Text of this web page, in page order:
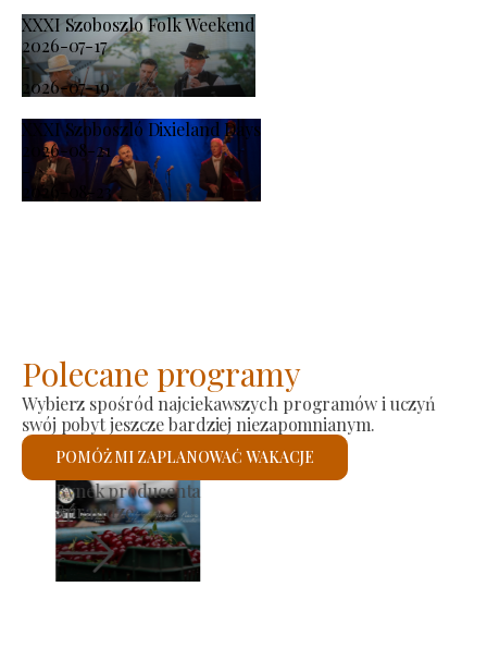
XXXI Szoboszlo Folk Weekend
2026-07-17
-
2026-07-19
XXXI Szoboszló Dixieland Days
2026-08-21
-
2026-08-23
Polecane programy
Wybierz spośród najciekawszych programów i uczyń
swój pobyt jeszcze bardziej niezapomnianym.
POMÓŻ MI ZAPLANOWAĆ WAKACJE
producenta